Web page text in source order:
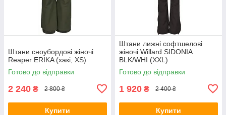
Штани сноубордові жіночі
Reaper ERIKA (хакі, XS)
Готово до відправки
2 240 ₴ 2 800 ₴
Купити
Штани лижні софтшелові
жіночі Willard SIDONIA
BLK/WHI (XXL)
Готово до відправки
1 920 ₴ 2 400 ₴
Купити